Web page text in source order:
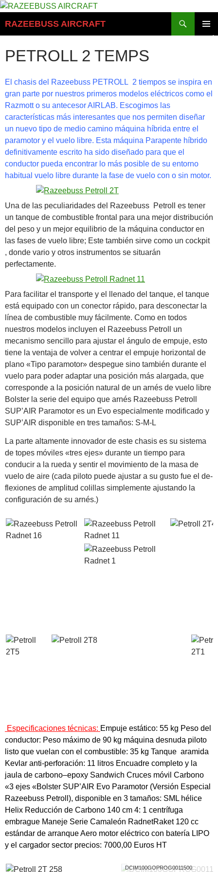
Saltar
contenido
RAZEEBUSS AIRCRAFT
PETROLL 2 TEMPS
El chasis del Razeebuss PETROLL 2 tiempos se inspira en
gran parte por nuestros primeros modelos eléctricos como el
Razmott o su antecesorAIRLAB. Escogimos las
características más interesantes que nos permiten diseñar
un nuevo tipo de medio camino máquina híbrida entre el
paramotor y el vuelo libre. Esta máquina Parapente híbrido
definitivamente escrito ha sido diseñado para que el
conductor pueda encontrar lo más posible de su entorno
habitual vuelo libre durante la fase de vuelo con o sin motor.
Una de las peculiaridades del Razeebuss Petroll es tener
un tanque de combustible frontal para una mejor distribución
del peso y un mejor equilibrio de la máquina conductor en
las fases de vuelo libre; Este también sirve como un cockpit
, donde vario y otros instrumentos se situarán
perfectamente.
Para facilitar el transporte y el llenado del tanque, el tanque
está equipado con un conector rápido, para desconectar la
línea de combustible muy fácilmente. Como en todos
nuestros modelos incluyen el Razeebuss Petroll
un
mecanismo sencillo para ajustar el ángulo de empuje, esto
tiene la ventaja de volver a centrar el empuje horizontal de
plano «Tipo paramotor» despegue sino también durante el
vuelo para poder adaptar una posición más alargada, que
corresponde a la posición natural de un arnés de vuelo libre
Bolster la serie del equipo que arnés Razeebuss Petroll
SUP’AIR Paramotor es un Evo especialmente modificado y
SUP’AIR disponible en tres tamaños: S-M-L
La parte altamente innovador de este chasis es su sistema
de topes móviles «tres ejes» durante un tiempo para
conducir a la rueda y sentir el movimiento de la masa de
vuelo de aire (cada piloto puede ajustar a su gusto fue el de-
flexiones de amplitud colillas simplemente ajustando la
configuración de su arnés.)
Especificaciones técnicas: Empuje estático: 55 kg Peso del
conductor: Peso máximo de 90 kg máquina desnuda piloto
listo que vuelan con el combustible: 35 kg Tanque aramida
Kevlar anti-perforación: 11 litros Encuadre completo y la
jaula de carbono–epoxy Sandwich Cruces móvil Carbono
«3 ejes «Bolster SUP’AIR Evo Paramotor (Versión Especial
Razeebuss Petroll ), disponible en 3 tamaños: SML hélice
Helix Reducción de Carbono 140 cm 4: 1 centrífuga
embrague Maneje Serie Camaleón RadnetRaket 120 cc
estándar de arranqueAero motor eléctrico con batería LIPO
y el cargador sector precios: 7000,00 Euros HT
DCIM100GOPROG0011500.